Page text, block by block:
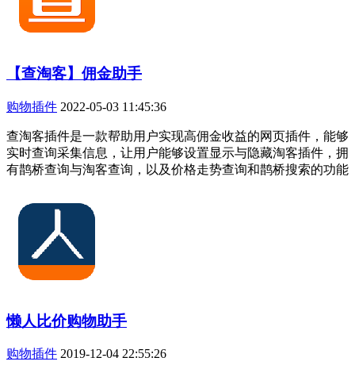
【查淘客】佣金助手
购物插件 2022-05-03 11:45:36
查淘客插件是一款帮助用户实现高佣金收益的网页插件，能够
实时查询采集信息，让用户能够设置显示与隐藏淘客插件，拥
有鹊桥查询与淘客查询，以及价格走势查询和鹊桥搜索的功能
懒人比价购物助手
购物插件 2019-12-04 22:55:26